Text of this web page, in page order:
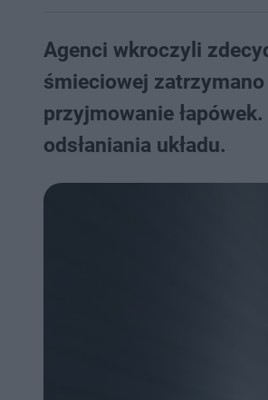
Agenci wkroczyli
śmieciowej
przyjmowanie
odsłaniania układu.